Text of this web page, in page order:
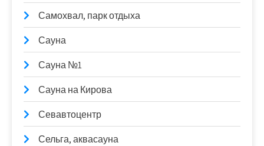
Самохвал, парк отдыха
Сауна
Сауна №1
Сауна на Кирова
Севавтоцентр
Сельга, аквасауна